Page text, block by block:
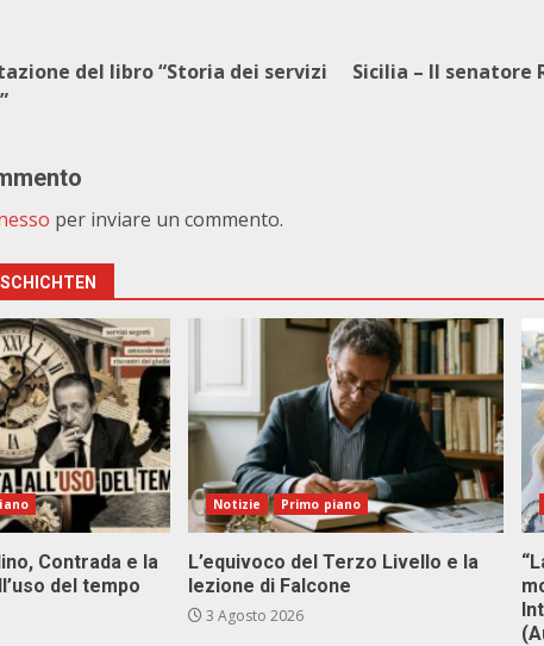
del libro “Storia dei servizi
Sicilia – Il senatore
per inviare un commento.
Contrada e la
del tempo
Notizie Primo piano
L’equivoco del Terzo Livello e la
lezione di Falcone
3 Agosto 2026